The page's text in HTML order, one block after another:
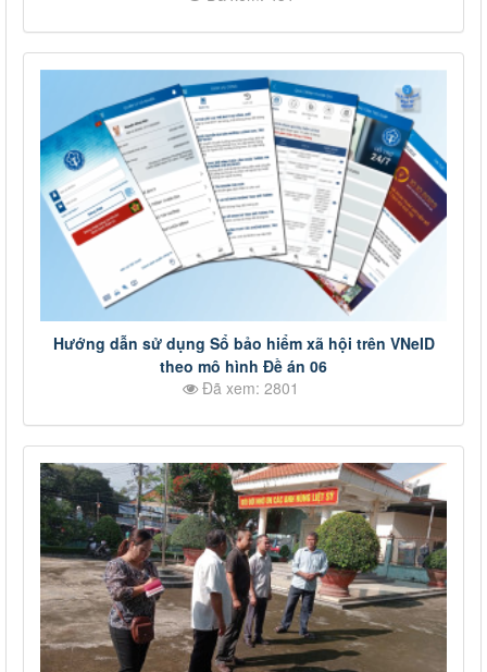
Hướng dẫn sử dụng Sổ bảo hiểm xã hội trên VNeID
theo mô hình Đề án 06
Đã xem: 2801